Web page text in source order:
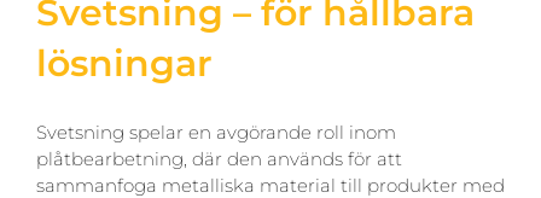
Svetsning – för hållbara
lösningar
Svetsning spelar en avgörande roll inom
plåtbearbetning, där den används för att
sammanfoga metalliska material till produkter med